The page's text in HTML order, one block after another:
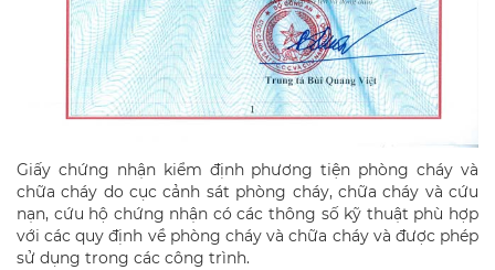
Giấy chứng nhận kiểm định phương tiện phòng cháy và
chữa cháy do cục cảnh sát phòng cháy, chữa cháy và cứu
nạn, cứu hộ chứng nhận có các thông số kỹ thuật phù hợp
với các quy định về phòng cháy và chữa cháy và được phép
sử dụng trong các công trình.